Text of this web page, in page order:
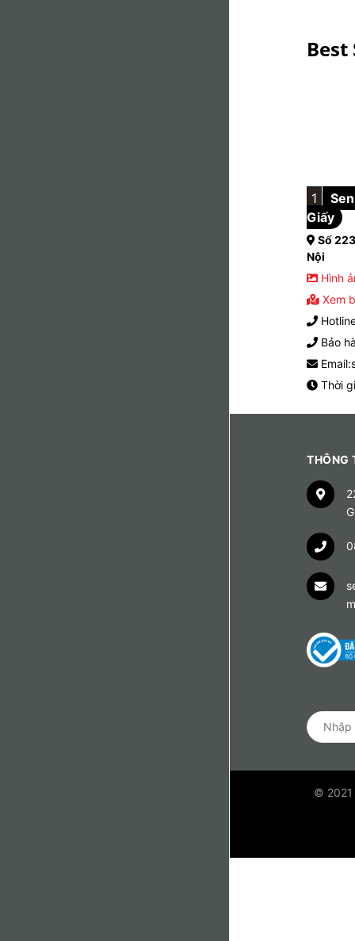
Best
1
Giấy
Số
Nội
Hình
Xem
Bảo
Thời
THÔNG
m
© 2021